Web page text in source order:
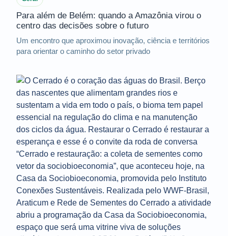
Para além de Belém: quando a Amazônia virou o
centro das decisões sobre o futuro
Um encontro que aproximou inovação, ciência e territórios
para orientar o caminho do setor privado